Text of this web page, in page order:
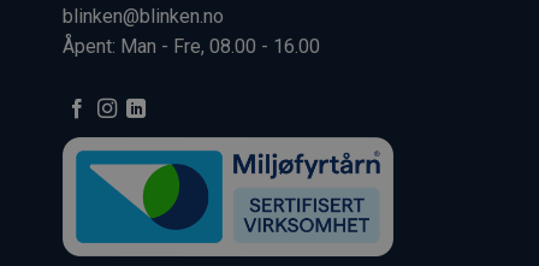
blinken@blinken.no
Åpent: Man - Fre, 08.00 - 16.00